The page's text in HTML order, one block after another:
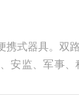
式器具。双
安监、军事